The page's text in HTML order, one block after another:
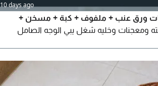
10 days ago
ورق عنب + ملفوف + كبة + مسخن +
وخليه شغل يبي الوجه الصامل